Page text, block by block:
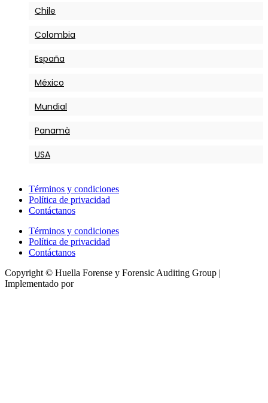
Chile
Colombia
España
México
Mundial
Panamà
USA
Términos y condiciones
Política de privacidad
Contáctanos
Términos y condiciones
Política de privacidad
Contáctanos
Copyright © Huella Forense y Forensic Auditing Group |
Implementado por